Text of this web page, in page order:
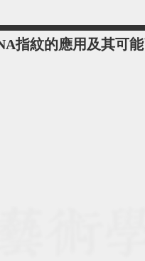
指紋的應用及其可